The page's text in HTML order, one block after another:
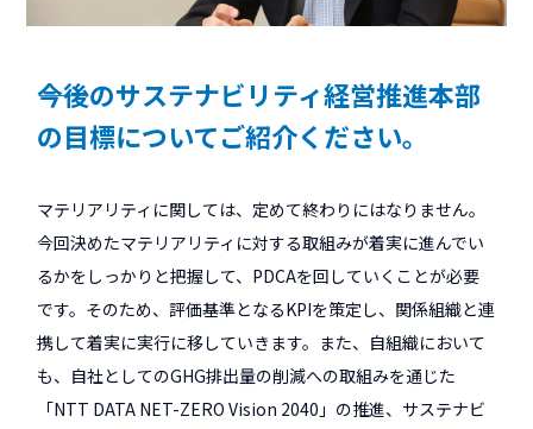
――今後のサステナビリティ経営推進本部
の目標についてご紹介ください。
マテリアリティに関しては、定めて終わりにはなりません。
今回決めたマテリアリティに対する取組みが着実に進んでい
るかをしっかりと把握して、PDCAを回していくことが必要
です。そのため、評価基準となるKPIを策定し、関係組織と連
携して着実に実行に移していきます。また、自組織において
も、自社としてのGHG排出量の削減への取組みを通じた
「NTT DATA NET-ZERO Vision 2040」の推進、サステナビ